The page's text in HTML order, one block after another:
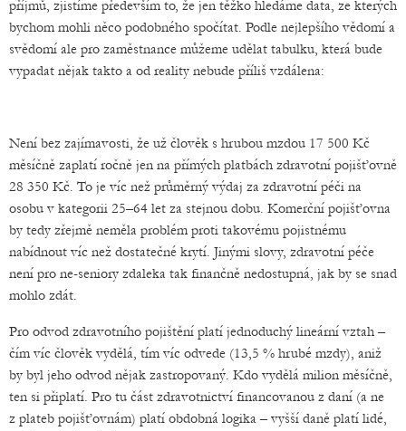
příjmů, zjistíme především to, že jen těžko hledáme data, ze kterých
bychom mohli něco podobného spočítat. Podle nejlepšího vědomí a
svědomí ale pro zaměstnance můžeme udělat tabulku, která bude
vypadat nějak takto a od reality nebude příliš vzdálena:
Není bez zajímavosti, že už člověk s hrubou mzdou 17 500 Kč
měsíčně zaplatí ročně jen na přímých platbách zdravotní pojišťovně
28 350 Kč. To je víc než průměrný výdaj za zdravotní péči na
osobu v kategorii 25–64 let za stejnou dobu. Komerční pojišťovna
by tedy zřejmě neměla problém proti takovému pojistnému
nabídnout víc než dostatečné krytí. Jinými slovy, zdravotní péče
není pro ne-seniory zdaleka tak finančně nedostupná, jak by se snad
mohlo zdát.
Pro odvod zdravotního pojištění platí jednoduchý lineární vztah –
čím víc člověk vydělá, tím víc odvede (13,5 % hrubé mzdy), aniž
by byl jeho odvod nějak zastropovaný. Kdo vydělá milion měsíčně,
ten si připlatí. Pro tu část zdravotnictví financovanou z daní (a ne
z plateb pojišťovnám) platí obdobná logika – vyšší daně platí lidé,